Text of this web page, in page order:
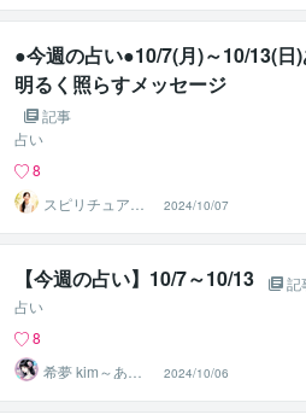
●今週の占い●10/7(月)～10/13(日
明るく照らすメッセージ
記事
占い
8
スピリチュアル
マスター∞Naom
i
2024/10/07
【今週の占い】10/7～10/13
記
占い
8
希夢 kim～あな
たに寄り添う癒
し人～
2024/10/06